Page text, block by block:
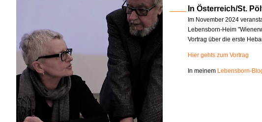
In Österreich/St.
Im November 2024
Lebensborn-Heim
Vortrag über die erste
Hier gehts zum Vortrag
In meinem Lebensborn-